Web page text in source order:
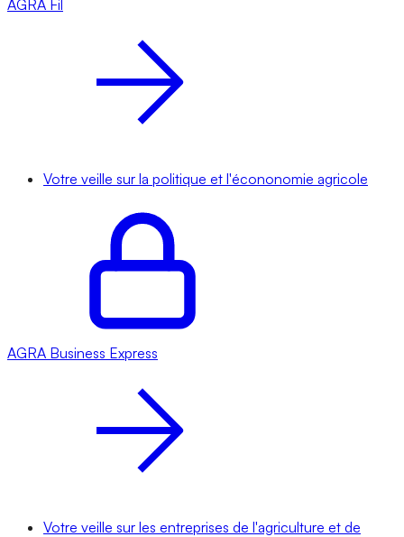
AGRA Fil
Votre veille sur la politique et l'écononomie agricole
AGRA Business Express
Votre veille sur les entreprises de l'agriculture et de